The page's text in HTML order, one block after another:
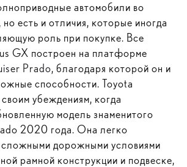
автомобили во
есть и отличия, которые иногда
роль при покупке. Все
GX построен на платформе
Prado, благодаря которой он и
способности. Toyota
убеждениям, когда
модель знаменитого
2020 года. Она легко
сложными дорожными условиями
рамной конструкции и подвеске,